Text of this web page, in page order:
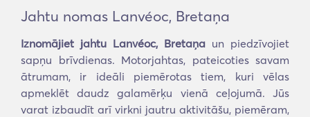
Jahtu nomas Lanvéoc, Bretaņa
Iznomājiet jahtu Lanvéoc, Bretaņa un piedzīvojiet
sapņu brīvdienas. Motorjahtas, pateicoties savam
ātrumam, ir ideāli piemērotas tiem, kuri vēlas
apmeklēt daudz galamērķu vienā ceļojumā. Jūs
varat izbaudīt arī virkni jautru aktivitāšu, piemēram,